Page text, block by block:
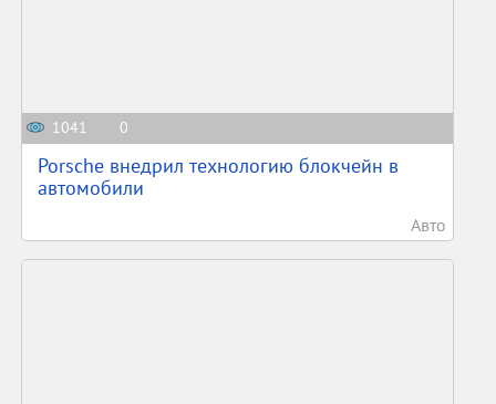
1041 0
Porsche внедрил технологию блокчейн в
автомобили
Авто